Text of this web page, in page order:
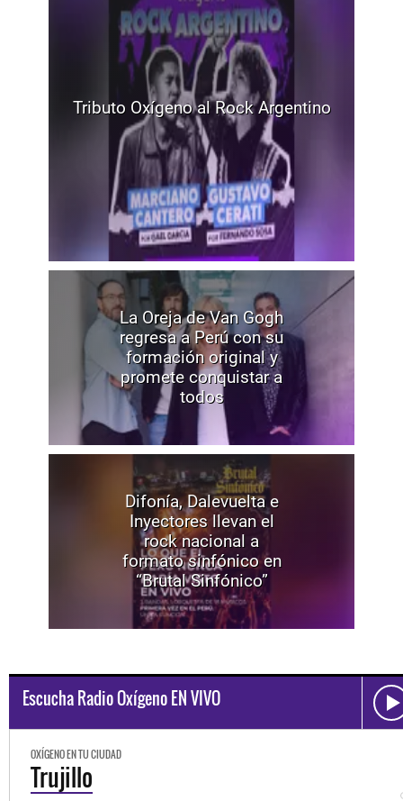
Tributo Oxígeno al Rock Argentino
La Oreja de Van Gogh
regresa a Perú con su
formación original y
promete conquistar a
todos
Difonía, Dalevuelta e
Inyectores llevan el
rock nacional a
formato sinfónico en
“Brutal Sinfónico”
Escucha Radio Oxígeno EN VIVO
OXÍGENO EN TU CIUDAD
Trujillo